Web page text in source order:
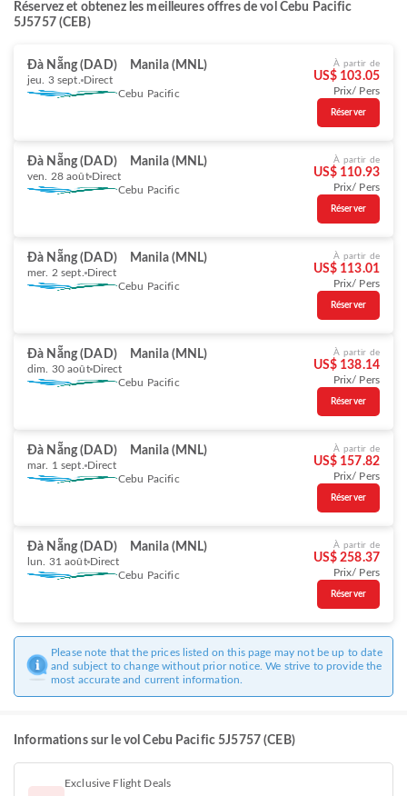
Réservez et obtenez les meilleures offres de vol Cebu Pacific
5J5757 (CEB)
Đà Nẵng (DAD) Manila (MNL)
jeu. 3 sept. Direct
Cebu Pacific
À partir de
US$ 103.05
Prix/ Pers
Réserver
Đà Nẵng (DAD) Manila (MNL)
ven. 28 août Direct
Cebu Pacific
À partir de
US$ 110.93
Prix/ Pers
Réserver
Đà Nẵng (DAD) Manila (MNL)
mer. 2 sept. Direct
Cebu Pacific
À partir de
US$ 113.01
Prix/ Pers
Réserver
Đà Nẵng (DAD) Manila (MNL)
dim. 30 août Direct
Cebu Pacific
À partir de
US$ 138.14
Prix/ Pers
Réserver
Đà Nẵng (DAD) Manila (MNL)
mar. 1 sept. Direct
Cebu Pacific
À partir de
US$ 157.82
Prix/ Pers
Réserver
Đà Nẵng (DAD) Manila (MNL)
lun. 31 août Direct
Cebu Pacific
À partir de
US$ 258.37
Prix/ Pers
Réserver
Please note that the prices listed on this page may not be up to date
and subject to change without prior notice. We strive to provide the
most accurate and current information.
Informations sur le vol Cebu Pacific 5J5757 (CEB)
Exclusive Flight Deals